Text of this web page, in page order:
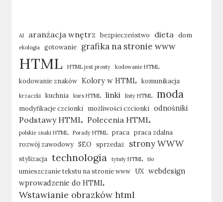
AI aranżacja wnętrz bezpieczeństwo dieta dom
ekologia gotowanie grafika na stronie www
HTML HTML jest prosty kodowanie HTML
kodowanie znaków Kolory w HTML komunikacja
krzaczki kuchnia kurs HTML linki listy HTML moda
modyfikacje czcionki możliwości czcionki odnośniki
Podstawy HTML Polecenia HTML
polskie znaki HTML Porady HTML praca praca zdalna
rozwój zawodowy SEO sprzedaż strony WWW
stylizacja technologia tytuły HTML tło
umieszczanie tekstu na stronie www UX webdesign
wprowadzenie do HTML
Wstawianie obrazków html